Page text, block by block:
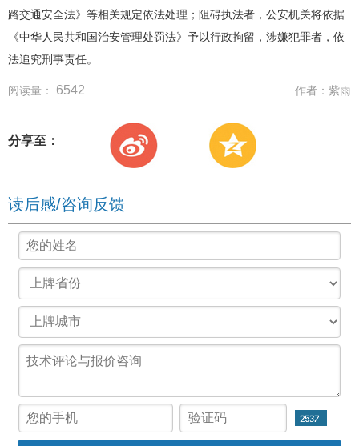
路交通安全法》等相关规定依法处理；阻碍执法者，公安机关将依据
《中华人民共和国治安管理处罚法》予以行政拘留，涉嫌犯罪者，依
法追究刑事责任。
阅读量： 6542 作者： 紫雨
分享至：
读后感/咨询反馈